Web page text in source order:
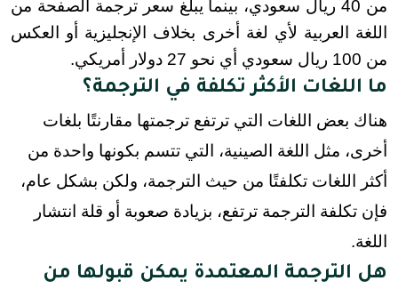
من 100 ريال سعودي أي نحو 27 دولار أمريكي.
ما اللغات الأكثر تكلفة في الترجمة؟
هناك بعض اللغات التي ترتفع ترجمتها مقارنتًا بلغات
أخرى، مثل اللغة الصينية، التي تتسم بكونها واحدة من
أكثر اللغات تكلفتًا من حيث الترجمة، ولكن بشكل عام،
فإن تكلفة الترجمة ترتفع، بزيادة صعوبة أو قلة انتشار
اللغة.
هل الترجمة المعتمدة يمكن قبولها من